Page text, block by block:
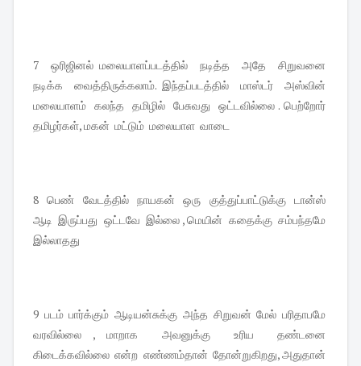
7 ஒரிஜினல் மலையாளப்படத்தில் நடித்த அதே சிறுவனை
நடிக்க வைத்திருக்கலாம். இந்தப்படத்தில் மாஸ்டர் அஸ்வின்
மலையாளம் கலந்த தமிழில் பேசுவது ஒட்டவில்லை . பெற்றோர்
தமிழர்கள், மகன் மட்டும் மலையாள வாடை
8 பெண் வேடத்தில் நாயகன் ஒரு குத்துப்பாட்டுக்கு டான்ஸ்
ஆடி இருப்பது ஒட்டவே இல்லை , மெயின் கதைக்கு சம்பந்தமே
இல்லாதது
9 படம் பார்க்கும் ஆடியன்சுக்கு அந்த சிறுவன் மேல் பரிதாபமே
வரவில்லை , மாறாக அவனுக்கு உரிய தண்டனை
கிடைக்கவில்லை என்ற எண்ணம்தான் தோன்றுகிறது, அதுதான்